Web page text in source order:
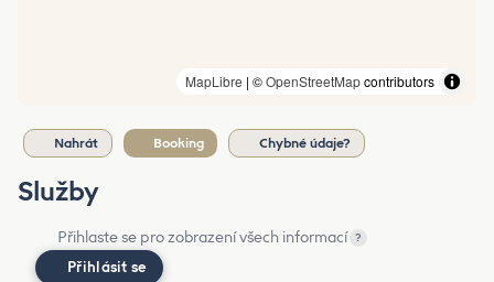
MapLibre | ©OpenStreetMapcontributors
Nahrát Booking Chybné údaje?
Služby
Přihlaste se pro zobrazení všech informací ?
Přihlásit se